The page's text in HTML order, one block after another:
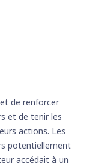
de renforcer
et de tenir les
actions. Les
potentiellement
accédait à un